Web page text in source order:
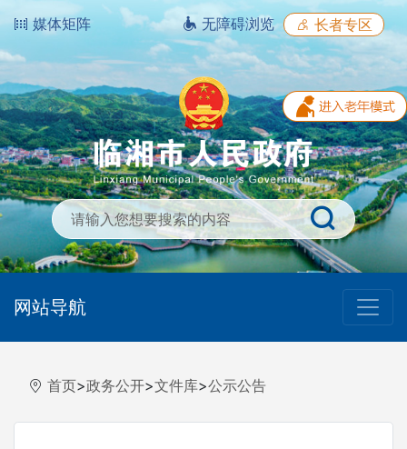
媒体矩阵 无障碍浏览 长者专区
网站导航
首页>政务公开>文件库>公示公告